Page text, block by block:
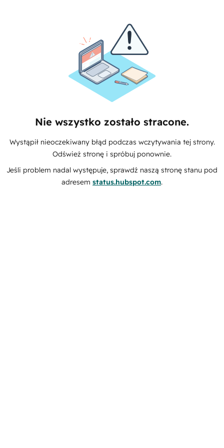
Nie wszystko zostało stracone.
Wystąpił nieoczekiwany błąd podczas wczytywania tej strony.
Odśwież stronę i spróbuj ponownie.
Jeśli problem nadal występuje, sprawdź naszą stronę stanu pod
adresem status.hubspot.com.